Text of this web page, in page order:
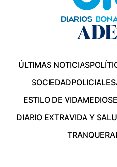
ÚLTIMAS NOTICIAS
SOCIEDADPOLICIALES
ESTILO DE VIDAMEDIOS
DIARIO EXTRAVIDA Y
TRANQUERA